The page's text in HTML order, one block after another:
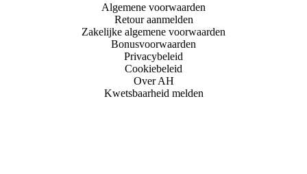
Algemene voorwaarden
Retour aanmelden
Zakelijke algemene voorwaarden
Bonusvoorwaarden
Privacybeleid
Cookiebeleid
Over AH
Kwetsbaarheid melden